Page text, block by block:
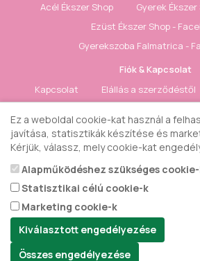
Acél Ékszer Shop
Gyerek
Ezüst Ékszer Shop -
Gyerekszoba Falmatrica -
Fiók & Kapcsolat
Kapcsolat
Elállás a szerződéstől
Gyerek ékszer Shop © 2018 - ezüst gyerek
Ez a weboldal cookie-kat használ a
javítása, statisztikák készítése és
Kérjük, válassz, mely cookie-kat
Alapműködéshez szükséges
Statisztikai célú cookie-k
Marketing cookie-k
Kiválasztott engedélyezése
Összes engedélyezése